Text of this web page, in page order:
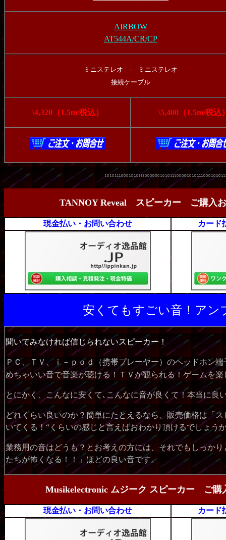
AIRBOW
AT544A/CR/CP
ミニステレオ - ミニステレオ
接続ケーブル
\4,320（1.5m/税込） \5,400（1.5m/税込
TANNOY Reveal スピーカー ご購入お
現金払い・お問い合わせ カード
安くてもすごい音！ア
聞いてみなければ信じられないスピーカー！
ＰＣ、ＴＶ、ｉ－ｐｏｄ（携帯プレーヤー）のヘッドホン
めちゃいい音で音楽が聴ける！ＴＶが観られる！ゲームを楽
とにかく、こんなに安くて､こんなに音が良くて！本当に良
どれくらい良いのか？簡単にたとえるなら、販売価格は「
いてくる！“くらいの感じと言えばおわかり頂けるでしょう
業務用の音はどうも？とお考えの方には、それでもしっか
たちが怖くなる！！」ほどの良い音です。
Musikelectronic ムジーク スピーカー ご購
現金払い・お問い合わせ カード